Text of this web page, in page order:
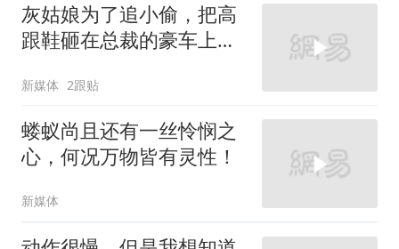
灰姑娘为了追小偷，把高
跟鞋砸在总裁的豪车上，
新媒体 2跟贴
蝼蚁尚且还有一丝怜悯之
心，何况万物皆有灵性！
新媒体